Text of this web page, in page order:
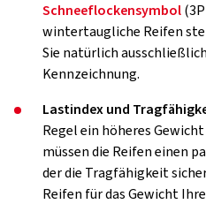
Schneeflockensymbol
wintertaugliche Reifen
Sie natürlich
Kennzeichnung.
Lastindex und
Regel ein höheres
müssen die Reifen einen
der die Tragfähigkeit
Reifen für das Gewicht